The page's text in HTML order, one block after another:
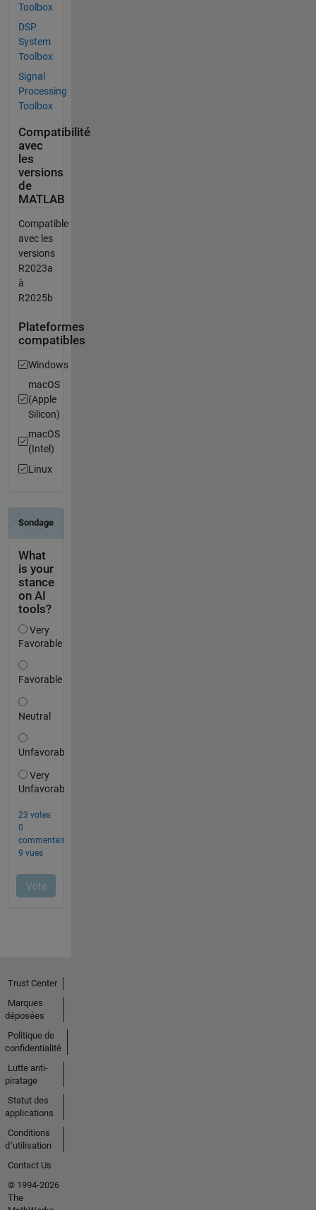
Toolbox
DSP
System
Toolbox
Signal
Processing
Toolbox
Compatibilité
avec
les
versions
de
MATLAB
Compatible
avec les
versions
R2023a
à
R2025b
Plateformes
compatibles
Windows
macOS
(Apple
Silicon)
macOS
(Intel)
Linux
Trust Center
Marques
déposées
Politique de
confidentialité
Lutte anti-
piratage
Statut des
applications
Conditions
d՚utilisation
Contact Us
© 1994-2026
The